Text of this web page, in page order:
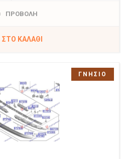
ΠΡΟΒΟΛΗ
ΣΤΟ ΚΑΛΆΘΙ
ΓΝΗΣΙΟ